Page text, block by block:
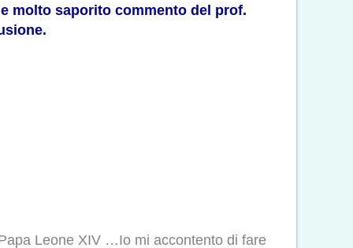
molto saporito commento del prof.
Leone XIV …Io mi accontento di fare